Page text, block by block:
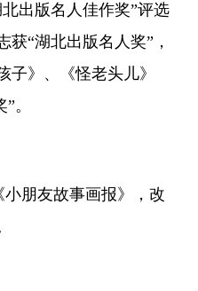
出版名人佳作奖”评选
“湖北出版名人奖”，
子》、《怪老头儿》
。
朋友故事画报》，改